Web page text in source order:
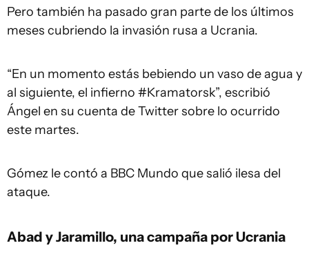
Pero también ha pasado gran parte de los últimos
meses cubriendo la invasión rusa a Ucrania.
“En un momento estás bebiendo un vaso de agua y
al siguiente, el infierno #Kramatorsk”, escribió
Ángel en su cuenta de Twitter sobre lo ocurrido
este martes.
Gómez le contó a BBC Mundo que salió ilesa del
ataque.
Abad y Jaramillo, una campaña por Ucrania